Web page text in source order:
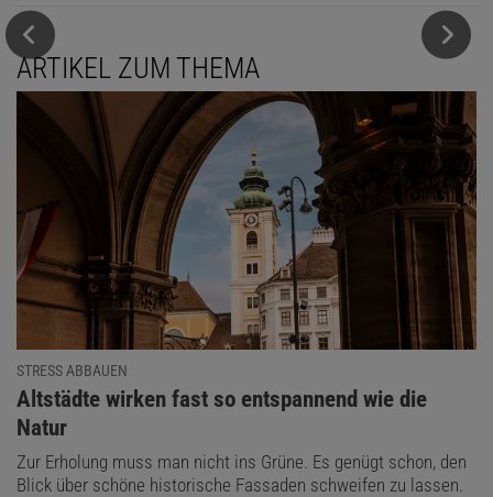
ARTIKEL ZUM THEMA
STRESS ABBAUEN
:
Altstädte wirken fast so entspannend wie die
Natur
Zur Erholung muss man nicht ins Grüne. Es genügt schon, den
Blick über schöne historische Fassaden schweifen zu lassen.